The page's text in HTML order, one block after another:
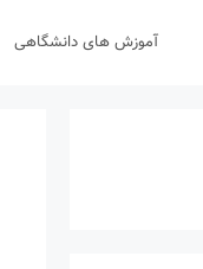
آموزش های دانشگاهی